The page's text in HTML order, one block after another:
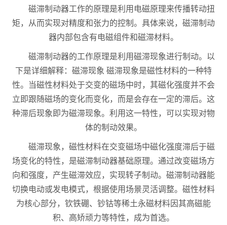
磁滞制动器工作的原理是利用电磁原理来传播转动扭
矩，从而实现对精度和张力的控制。具体来说，磁滞制动
器内部包含有电磁组件和磁滞材料。
磁滞制动器的工作原理是利用磁滞现象进行制动。以
下是详细解释：磁滞现象 磁滞现象是磁性材料的一种特
性。当磁性材料处于交变的磁场中时，其磁化强度并不会
立即跟随磁场的变化而变化，而是会存在一定的滞后。这
种滞后现象即为磁滞现象。利用这一特性，可以实现对物
体的制动效果。
磁滞现象，磁性材料在交变磁场中磁化强度滞后于磁
场变化的特性，是磁滞制动器基础原理。通过改变磁场方
向和强度，产生磁滞效应，实现转子制动。磁滞制动器能
切换电动或发电模式，根据使用场景灵活调整。磁性材料
为核心部分，钦铁硼、钞钴等稀土永磁材料因其高磁能
积、高矫顽力等特性，成为首选。